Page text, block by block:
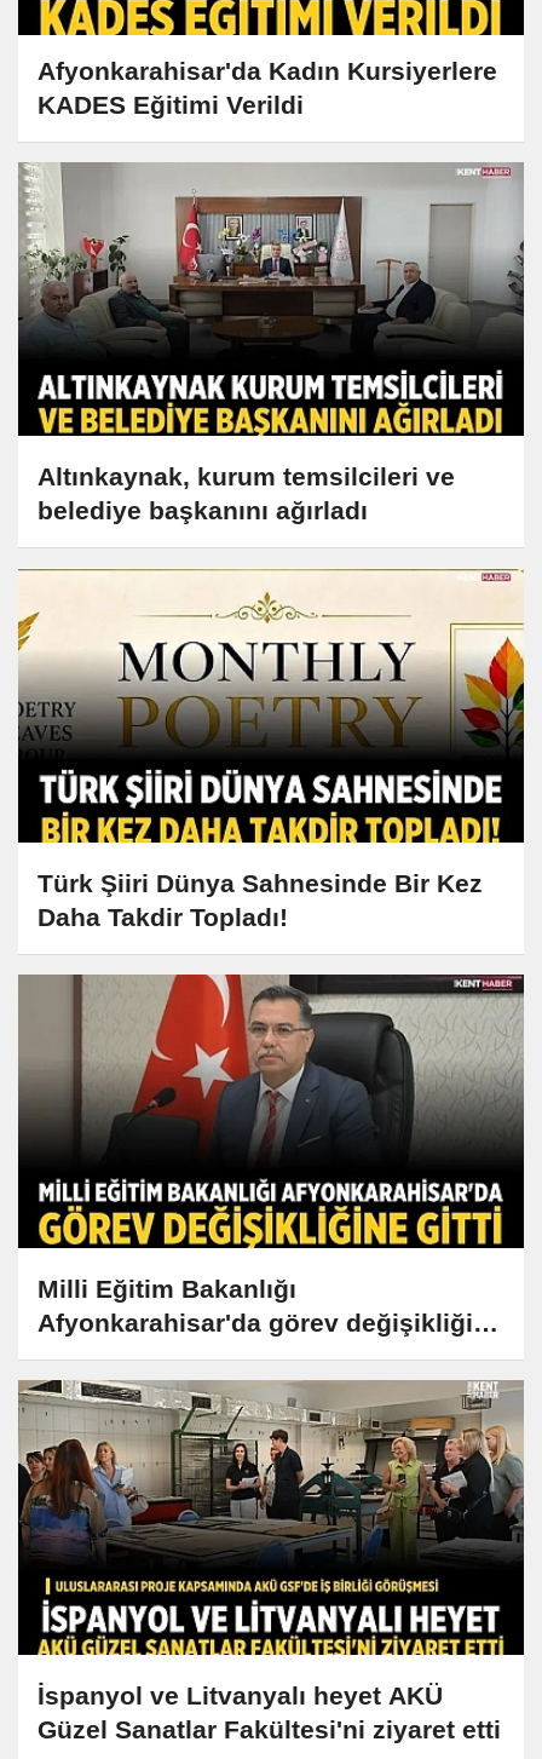
Afyonkarahisar'da Kadın Kursiyerlere
KADES Eğitimi Verildi
Altınkaynak, kurum temsilcileri ve
belediye başkanını ağırladı
Türk Şiiri Dünya Sahnesinde Bir Kez
Daha Takdir Topladı!
Milli Eğitim Bakanlığı
Afyonkarahisar'da görev değişikliğine
gitti
İspanyol ve Litvanyalı heyet AKÜ
Güzel Sanatlar Fakültesi'ni ziyaret etti